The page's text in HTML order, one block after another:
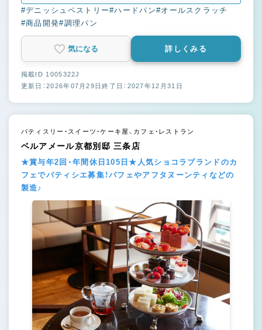
#デニッシュペストリー#ハードパン#オールスクラッチ
#商品開発#調理パン
気になる 詳しくみる
掲載ID 1005322J
更新日：2026年07月29日終了日：2027年12月31日
パティスリー・スイーツ・ケーキ屋、カフェ・レストラン
ベルアメール京都別邸 三条店
★賞与年2回・年間休日105日★人気ショコラブランドのカ
フェでパティシエ募集！パフェやアフタヌーンティなどの
製造♪